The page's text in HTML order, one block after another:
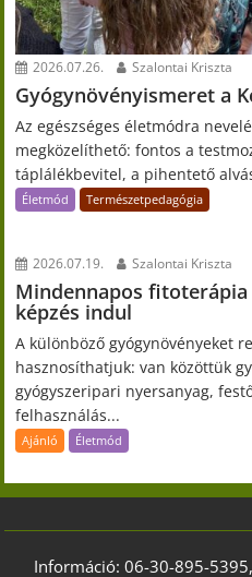
2026.07.26. Szalontai Kriszta
Gyógynövényismeret a
Az egészséges életmódra
megközelíthető: fontos a
táplálékbevitel, a pihentető
Életmód Természetpedagógia
2026.07.19. Szalontai Kriszta
Mindennapos
képzés indul
A különböző gyógynövényeket
hasznosíthatjuk: van közöttük
gyógyszeripari nyersanyag,
felhasználás...
Ajánló Életmód
Információ: 06-30-895-